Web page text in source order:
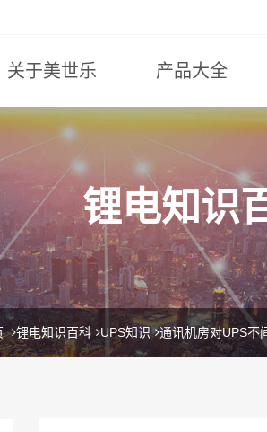
关于美世乐 产品大全
锂电知识
锂电知识百科 UPS知识 通讯机房对UPS不